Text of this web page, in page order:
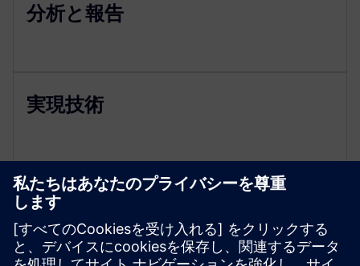
分析と報告
実現技術
リソースと関連製品の詳細